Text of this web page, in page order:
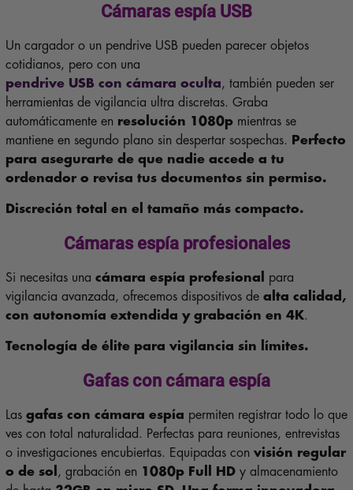
Cámaras espía USB
Un cargador o un pendrive USB pueden parecer objetos
cotidianos, pero con una
pendrive USB con cámara oculta, también pueden ser
herramientas de vigilancia ultra discretas. Graba
automáticamente en resolución 1080pmientras se
mantiene en segundo plano sin despertar sospechas.
Perfecto
para asegurarte de que nadie accede a tu
ordenador o revisa tus documentos sin permiso.
Discreción total en el tamaño más compacto.
Cámaras espía profesionales
Si necesitas una cámara espía profesional
para
vigilancia avanzada, ofrecemos dispositivos de alta calidad,
con autonomía extendida y grabación en 4K.
Tecnología de élite para vigilancia sin límites.
Gafas con cámara espía
Las gafas con cámara espía permiten registrar todo lo que
ves con total naturalidad. Perfectas para reuniones, entrevistas
o investigaciones encubiertas. Equipadas con visión regular
o de sol , grabación en 1080p Full HDy almacenamiento